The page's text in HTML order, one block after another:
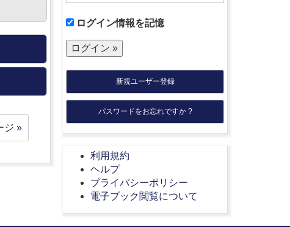
ジ »
ログイン情報を記憶
新規ユーザー登録
パスワードをお忘れですか ?
利用規約
ヘルプ
プライバシーポリシー
電子ブック閲覧について